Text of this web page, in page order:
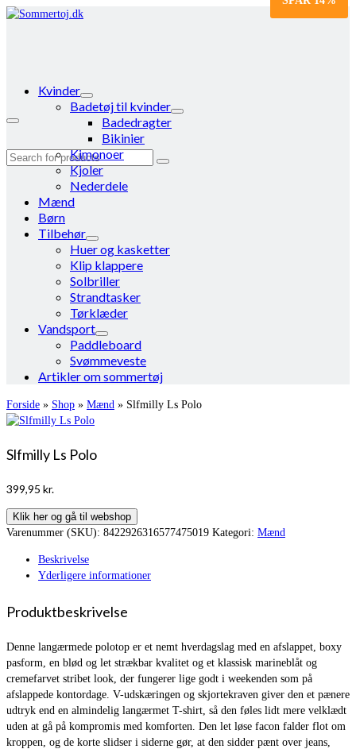
Search
Kvinder
Badetøj til kvinder
Badedragter
Bikinier
Kimonoer
Kjoler
Nederdele
Mænd
Børn
Tilbehør
Huer og kasketter
Klip klappere
Solbriller
Strandtasker
Tørklæder
Vandsport
Paddleboard
Svømmeveste
Artikler om sommertøj
Forside » Shop » Mænd » Slfmilly Ls Polo
Slfmilly Ls Polo
399,95 kr.
Klik her og gå til webshop
Varenummer (SKU): 8422926316577475019 Kategori: Mænd
Beskrivelse
Yderligere informationer
Produktbeskrivelse
Denne langærmede polotop er et nemt hverdagslag med en afslappet, boxy
pasform, en blød og let strækbar kvalitet og et klassisk marineblåt og
cremefarvet stribet look, der fungerer lige godt i weekenden som på
afslappede kontordage. V-udskæringen og skjortekraven giver den et pænere
udtryk end en almindelig langærmet T-shirt, så den føles lidt mere velklædt
uden at gå på kompromis med komforten. Den let løse facon falder flot om
kroppen, og de korte slidser i siderne gør, at den sidder pænt over jeans,